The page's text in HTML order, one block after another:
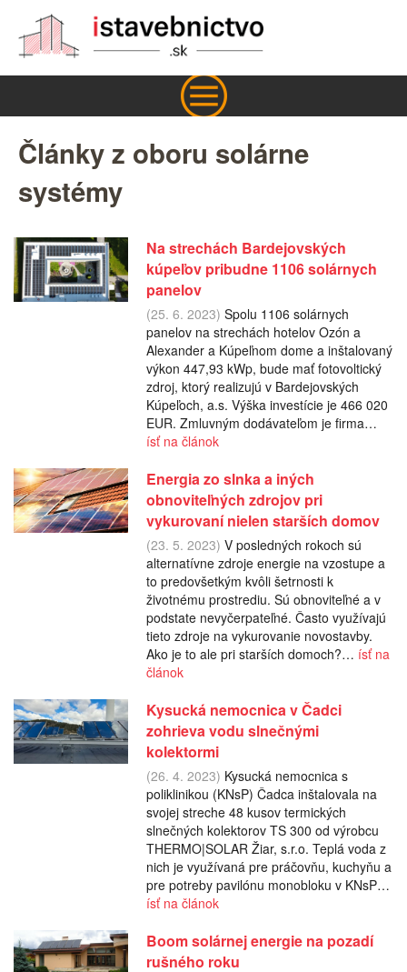
Články z oboru solárne
systémy
Na strechách Bardejovských
kúpeľov pribudne 1106 solárnych
panelov
(25. 6. 2023) Spolu 1106 solárnych
panelov na strechách hotelov Ozón a
Alexander a Kúpeľnom dome a inštalovaný
výkon 447,93 kWp, bude mať fotovoltický
zdroj, ktorý realizujú v Bardejovských
Kúpeľoch, a.s. Výška investície je 466 020
EUR. Zmluvným dodávateľom je firma…
ísť na článok
Energia zo slnka a iných
obnoviteľných zdrojov pri
vykurovaní nielen starších domov
(23. 5. 2023) V posledných rokoch sú
alternatívne zdroje energie na vzostupe a
to predovšetkým kvôli šetrnosti k
životnému prostrediu. Sú obnoviteľné a v
podstate nevyčerpateľné. Často využívajú
tieto zdroje na vykurovanie novostavby.
Ako je to ale pri starších domoch?… ísť na
článok
Kysucká nemocnica v Čadci
zohrieva vodu slnečnými
kolektormi
(26. 4. 2023) Kysucká nemocnica s
poliklinikou (KNsP) Čadca inštalovala na
svojej streche 48 kusov termických
slnečných kolektorov TS 300 od výrobcu
THERMO|SOLAR Žiar, s.r.o. Teplá voda z
nich je využívaná pre práčovňu, kuchyňu a
pre potreby pavilónu monobloku v KNsP…
ísť na článok
Boom solárnej energie na pozadí
rušného roku